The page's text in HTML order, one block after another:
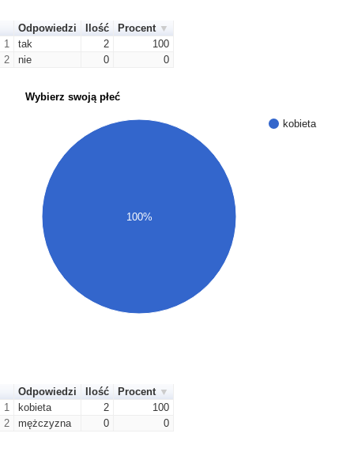
Odpowiedzi Ilość
Procent
1
tak 2
100
2
nie 0 0
Wybierz swoją płeć
kobieta
100%
Odpowiedzi Ilość
Procent
1
kobieta 2
100
2
mężczyzna 0 0